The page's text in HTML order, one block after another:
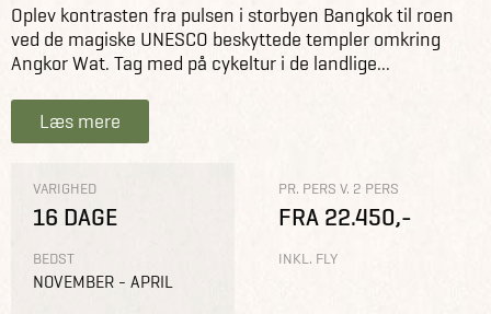
Oplev kontrasten fra pulsen i storbyen Bangkok til roen
ved de magiske UNESCO beskyttede templer omkring
Angkor Wat. Tag med på cykeltur i de landlige...
Læs mere
VARIGHED
16 DAGE
BEDST
NOVEMBER - APRIL
PR. PERS V. 2 PERS
FRA 22.450,-
INKL. FLY